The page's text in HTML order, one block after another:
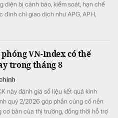
diện bị cảnh báo, kiểm soát, hạn chế
đình chỉ giao dịch như APG, APH,
VN-Index có thể
trong tháng 8
này đánh giá số liệu kết quả kinh
quý 2/2026 góp phần củng cố nền
cơ bản của thị trường, đồng thời hỗ trợ